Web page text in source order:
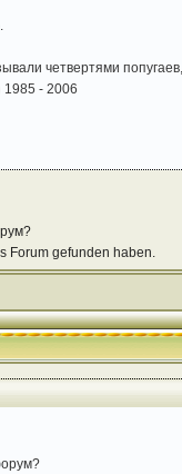
четвертями
1985 - 2006
Forum gefunden haben.